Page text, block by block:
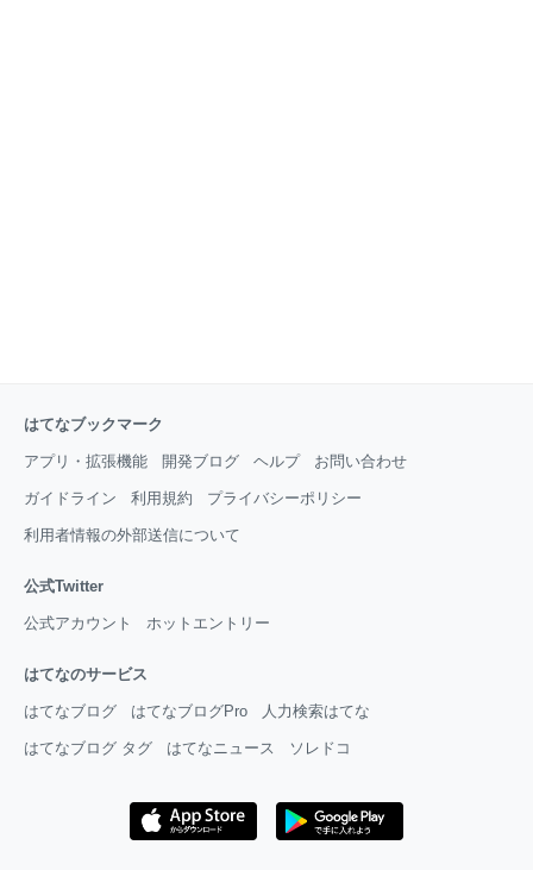
はてなブックマーク
アプリ・拡張機能 開発ブログ ヘルプ お問い合わせ
ガイドライン 利用規約 プライバシーポリシー
利用者情報の外部送信について
公式Twitter
公式アカウント ホットエントリー
はてなのサービス
はてなブログ はてなブログPro 人力検索はてな
はてなブログ タグ はてなニュース ソレドコ